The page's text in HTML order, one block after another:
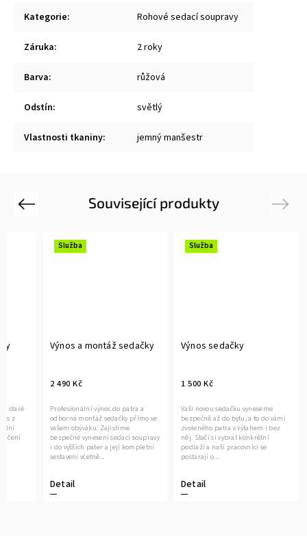
Kategorie: Rohové sedací soupravy
Záruka: 2 roky
Barva: růžová
Odstín: světlý
Vlastnosti tkaniny: jemný manšestr
Související produkty
Previous
staré
z
Služba
Výnos a montáž sedačky
2 490 Kč
Detail
Profesionální výnos do patra a
odborná montáž sedačky přímo ve
vašem obýváku. Zajistíme
bezpečné vynesení sedací soupravy
i do vyšších pater a její kompletní
sestavení včetně...
Služba
Výnos sedačky
1 500 Kč
Detail
Vaši novou sedačku vyneseme
bezpečně až do bytu, a to do vámi
zvoleného patra s výtahem i bez
něj. Stačí si vybrat konkrétní
podlaží a naši pracovníci se
postarají o...
Next